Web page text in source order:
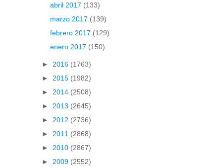
abril 2017 (133)
marzo 2017 (139)
febrero 2017 (129)
enero 2017 (150)
► 2016 (1763)
► 2015 (1982)
► 2014 (2508)
► 2013 (2645)
► 2012 (2736)
► 2011 (2868)
► 2010 (2867)
► 2009 (2552)